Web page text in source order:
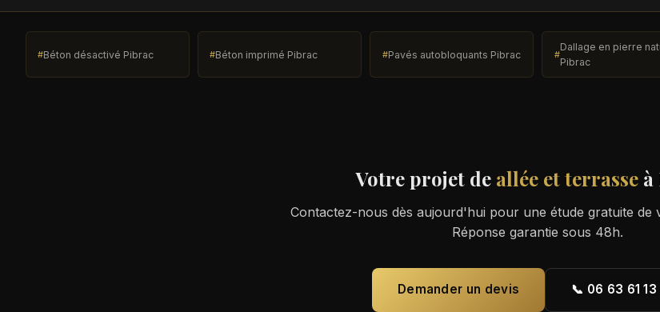
Béton désactivé Pibrac Béton imprimé Pibrac Pavés autobloquants Pibrac
Dallage en pierre
Pibrac
Votre projet de allée et terrasse à
Contactez-nous dès aujourd'hui pour une étude gratuite de
Réponse garantie sous 48h.
Demander un devis 📞 06 63 61